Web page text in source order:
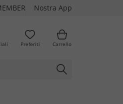
Nostra App
Preferiti Carrello